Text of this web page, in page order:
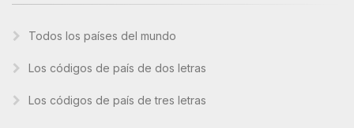
Todos los países del mundo
Los códigos de país de dos letras
Los códigos de país de tres letras